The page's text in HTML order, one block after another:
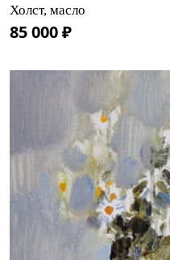
Холст, масло
85 000 ₽